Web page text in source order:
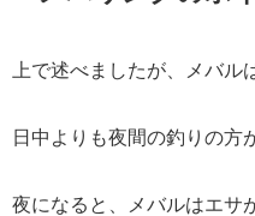
上で述べましたが、メバル
日中よりも夜間の釣りの方
夜になると、メバルはエサ